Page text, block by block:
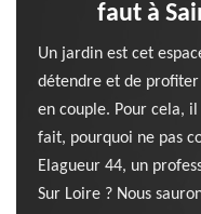
faut à
Un jardin est cet
détendre et de
en couple. Pour cela,
fait, pourquoi ne pas
Elagueur 44, un
Sur Loire ? Nous